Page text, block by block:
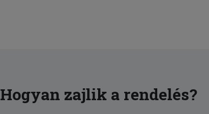
Hogyan zajlik a rendelés?